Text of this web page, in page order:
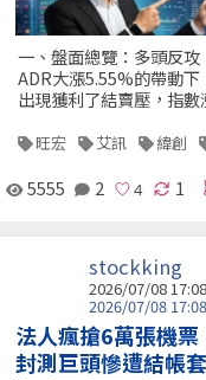
一、盤面總覽：多頭反
ADR大漲5.55%的帶動
出現獲利了結賣壓，指
旺宏 艾訊 緯創
5555 2 1
stockking
2026/07/08
2026/07/08
法人瘋搶6萬張機
封測巨頭慘遭結帳